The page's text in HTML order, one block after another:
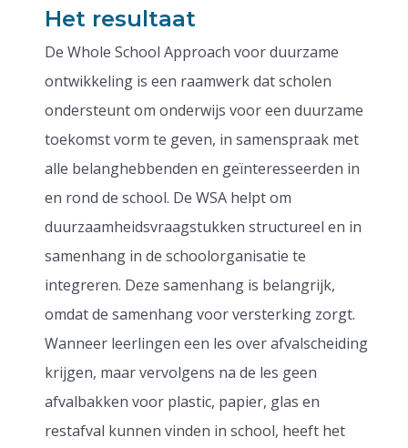
Het resultaat
De Whole School Approach voor duurzame
ontwikkeling is een raamwerk dat scholen
ondersteunt om onderwijs voor een duurzame
toekomst vorm te geven, in samenspraak met
alle belanghebbenden en geïnteresseerden in
en rond de school. De WSA helpt om
duurzaamheidsvraagstukken structureel en in
samenhang in de schoolorganisatie te
integreren. Deze samenhang is belangrijk,
omdat de samenhang voor versterking zorgt.
Wanneer leerlingen een les over afvalscheiding
krijgen, maar vervolgens na de les geen
afvalbakken voor plastic, papier, glas en
restafval kunnen vinden in school, heeft het